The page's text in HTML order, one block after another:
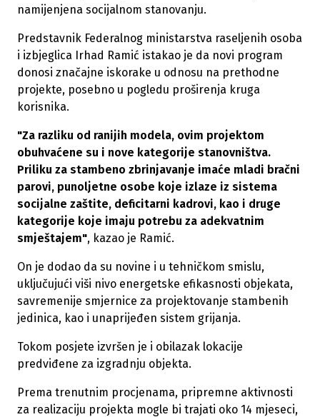
namijenjena socijalnom stanovanju.
Predstavnik Federalnog ministarstva raseljenih osoba
i izbjeglica Irhad Ramić istakao je da novi program
donosi značajne iskorake u odnosu na prethodne
projekte, posebno u pogledu proširenja kruga
korisnika.
"Za razliku od ranijih modela, ovim projektom
obuhvaćene su i nove kategorije stanovništva.
Priliku za stambeno zbrinjavanje imaće mladi bračni
parovi, punoljetne osobe koje izlaze iz sistema
socijalne zaštite, deficitarni kadrovi, kao i druge
kategorije koje imaju potrebu za adekvatnim
smještajem", kazao je Ramić.
On je dodao da su novine i u tehničkom smislu,
uključujući viši nivo energetske efikasnosti objekata,
savremenije smjernice za projektovanje stambenih
jedinica, kao i unaprijeđen sistem grijanja.
Tokom posjete izvršen je i obilazak lokacije
predviđene za izgradnju objekta.
Prema trenutnim procjenama, pripremne aktivnosti
za realizaciju projekta mogle bi trajati oko 14 mjeseci,